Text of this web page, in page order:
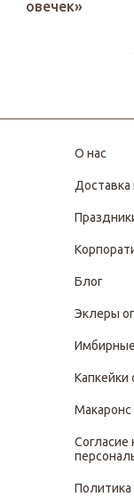
овечек»
О нас
Доставка
Блог
Эклеры
Капкейки
Макаронс
Согласие